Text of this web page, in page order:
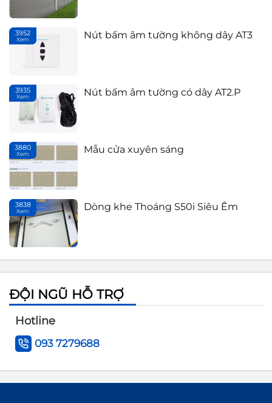
3952
Xem Nút bấm âm tường không dây AT3
3935
Xem Nút bấm âm tường có dây AT2.P
3880
Xem Mẫu cửa xuyên sáng
3838
Xem Dòng khe Thoáng S50i Siêu Êm
ĐỘI NGŨ HỖ TRỢ
Hotline
093 7279688